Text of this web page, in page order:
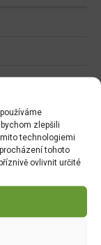
zlepšili
technologiemi
tohoto
ovlivnit určité
S PLUS
PL 6,5x6,5cm